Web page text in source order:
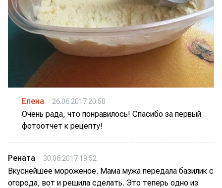
Елена 26.06.2017 20:50
Очень рада, что понравилось! Спасибо за первый
фотоотчет к рецепту!
Рената 30.06.2017 19:52
Вкуснейшее мороженое. Мама мужа передала базилик с
огорода, вот и решила сделать. Это теперь одно из